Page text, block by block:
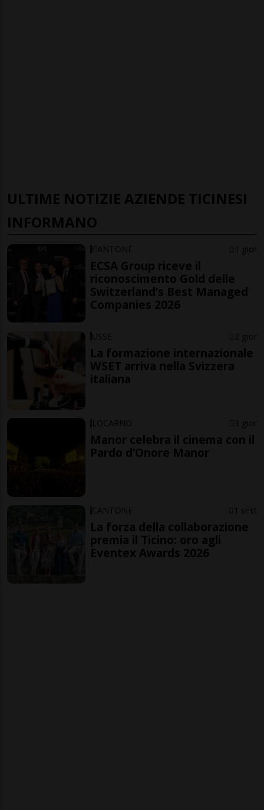
ULTIME NOTIZIE AZIENDE TICINESI
INFORMANO
CANTONE 1 gior
ECSA Group riceve il
riconoscimento Gold delle
Switzerland’s Best Managed
Companies 2026
USSE 2 gior
La formazione internazionale
WSET arriva nella Svizzera
italiana
LOCARNO 3 gior
Manor celebra il cinema con il
Pardo d’Onore Manor
CANTONE 1 sett
La forza della collaborazione
premia il Ticino: oro agli
Eventex Awards 2026